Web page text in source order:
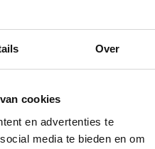
Over
cookies
en advertenties te
media te bieden en om
doen!